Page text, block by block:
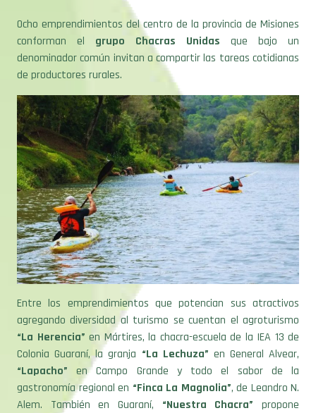
Ocho emprendimientos del centro de la provincia de Misiones
conforman el grupo Chacras Unidas que bajo un
denominador común invitan a compartir las tareas cotidianas
de productores rurales.
Entre los emprendimientos que potencian sus atractivos
agregando diversidad al turismo se cuentan el agroturismo
“La Herencia” en Mártires, la chacra-escuela de la IEA 13 de
Colonia Guaraní, la granja “La Lechuza” en General Alvear,
“Lapacho” en Campo Grande y todo el sabor de la
gastronomía regional en “Finca La Magnolia”, de Leandro N.
Alem. También en Guaraní, “Nuestra Chacra” propone